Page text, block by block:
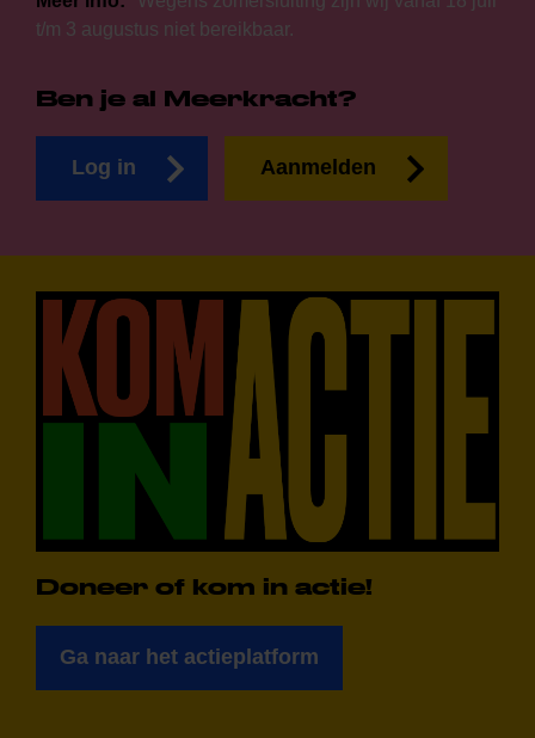
t/m 3 augustus niet bereikbaar.
Ben je al Meerkracht?
Log in Aanmelden
Doneer of kom in actie!
Ga naar het actieplatform